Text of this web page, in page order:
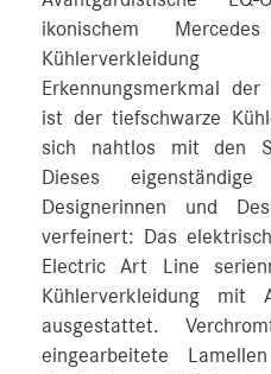
ikonischem
Kühlerverkleidung
Erkennungsmerkmal der
ist der tiefschwarze
sich nahtlos mit den
Dieses
Designerinnen und
verfeinert: Das
Electric Art Line
Kühlerverkleidung mit
ausgestattet.
eingearbeitete